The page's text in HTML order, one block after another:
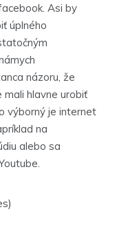
Asi by
úplného
názoru, že
mali hlavne urobiť
výborný je internet
na
alebo sa